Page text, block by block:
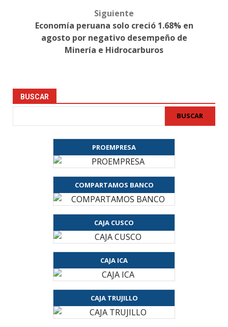
Siguiente
Economía peruana solo creció 1.68% en
agosto por negativo desempeño de
Minería e Hidrocarburos
BUSCAR
BUSCAR
PROEMPRESA
COMPARTAMOS BANCO
CAJA CUSCO
CAJA ICA
CAJA TRUJILLO